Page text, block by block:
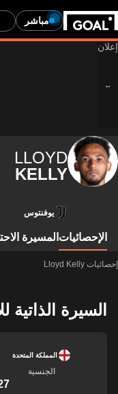
مباشر
LLOYD
KELLY
يوفنتوس
الإحصائيات المسيرة
إحصائيات Lloyd Kelly
السيرة الذاتية
المملكة المتحدة
الجنسية